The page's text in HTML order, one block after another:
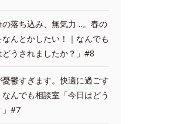
の落ち込み、無気力…。春の
んとかしたい！｜なんでも
うされましたか？」#8
鬱すぎます。快適に過ごす
んでも相談室「今日はどう
」#7